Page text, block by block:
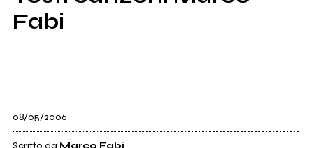
RADIO
Fabi
08/05/2006
Scritto da Marco Fabi